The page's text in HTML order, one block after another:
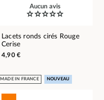
Aucun avis
Lacets ronds cirés Rouge
Cerise
4,90 €
MADE IN FRANCE NOUVEAU